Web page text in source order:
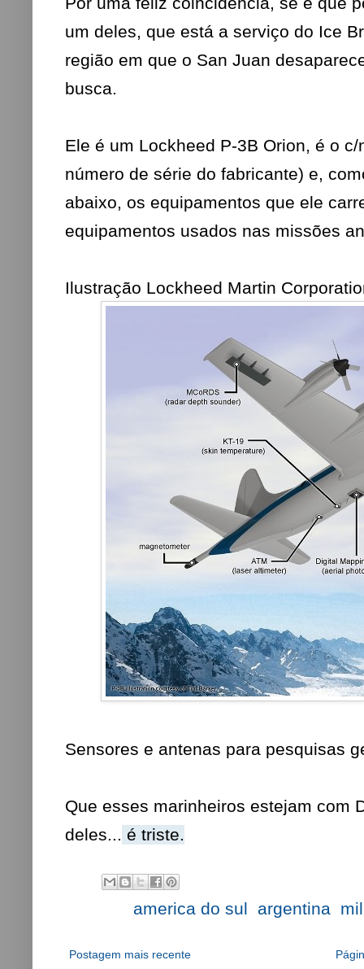
um deles, que está a serviço do Ice
região em que o San Juan
busca.
Ele é um Lockheed P-3B Orion, é o
número de série do fabricante) e,
abaixo, os equipamentos que ele
equipamentos usados nas missões
Ilustração Lockheed Martin
Sensores e antenas para pesquisas
Que esses marinheiros estejam com
deles... é triste.
america do sul argentina
Postagem mais recente